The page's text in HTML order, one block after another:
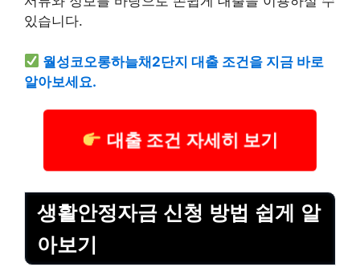
있습니다.
월성코오롱하늘채2단지 대출 조건을 지금 바로
알아보세요.
대출 조건 자세히 보기
생활안정자금 신청 방법 쉽게 알
아보기